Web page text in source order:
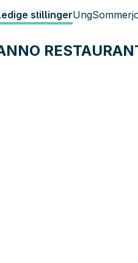
stillingerUng